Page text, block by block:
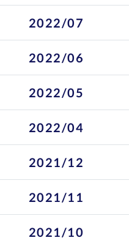
2022/07
2022/06
2022/05
2022/04
2021/12
2021/11
2021/10